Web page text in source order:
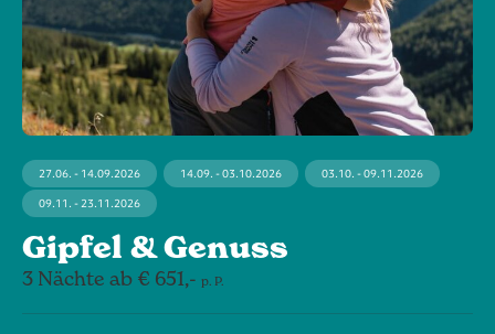
27.06. - 14.09.2026 14.09. - 03.10.2026 03.10. - 09.11.2026
09.11. - 23.11.2026
Gipfel & Genuss
3 Nächte ab € 651,- p. P.